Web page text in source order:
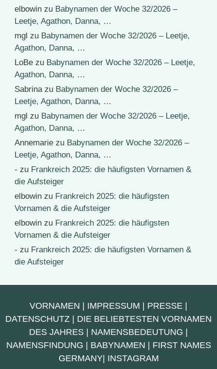
elbowin zu Babynamen der Woche 32/2026 –
Leetje, Agathon, Danna, …
mgl zu Babynamen der Woche 32/2026 – Leetje,
Agathon, Danna, …
LoBe zu Babynamen der Woche 32/2026 – Leetje,
Agathon, Danna, …
Sabrinazu Babynamen der Woche 32/2026 –
Leetje, Agathon, Danna, …
mgl zu Babynamen der Woche 32/2026 – Leetje,
Agathon, Danna, …
Annemarie zu Babynamen der Woche 32/2026 –
Leetje, Agathon, Danna, …
- zu Frankreich 2025: die häufigsten Vornamen &
die Aufsteiger
elbowin zu Frankreich 2025: die häufigsten
Vornamen & die Aufsteiger
elbowin zu Frankreich 2025: die häufigsten
Vornamen & die Aufsteiger
- zu Frankreich 2025: die häufigsten Vornamen &
die Aufsteiger
VORNAMEN | IMPRESSUM | PRESSE |
DATENSCHUTZ | DIE BELIEBTESTEN VORNAMEN
DES JAHRES | NAMENSBEDEUTUNG |
NAMENSFINDUNG | BABYNAMEN | FIRST NAMES
GERMANY| INSTAGRAM